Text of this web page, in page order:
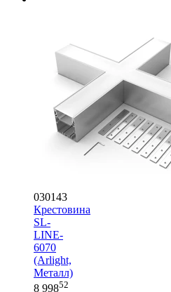
030143
Крестовина
SL-
LINE-
6070
(Arlight,
Металл)
8 99852